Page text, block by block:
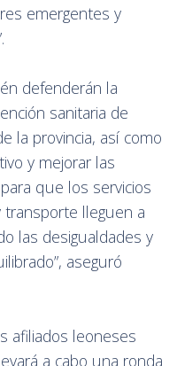
emergentes y
defenderán la
sanitaria de
la provincia, así como
y mejorar las
que los servicios
lleguen a
las desigualdades y
aseguró
afiliados leoneses
a cabo una ronda